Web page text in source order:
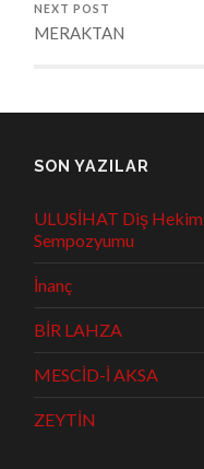
NEXT POST
MERAKTAN
SON YAZILAR
ULUSİHAT Diş
Sempozyumu
İnanç
BİR LAHZA
MESCİD-İ AKSA
ZEYTİN